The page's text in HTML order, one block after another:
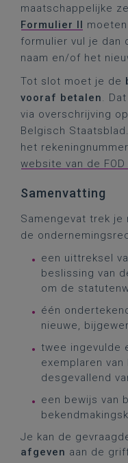
maatschappelijke
Formulier II
formulier vul je dan
naam en/of het
Tot slot moet je de
vooraf betalen.
via overschrijving
Belgisch
het
website van de
Samenvatting
Samengevat trek je
de
een uittreksel
beslissing van
om de
één
nieuwe,
twee ingevulde
exemplaren van
desgevallend
een bewijs van
Je kan de
afgeven aan de